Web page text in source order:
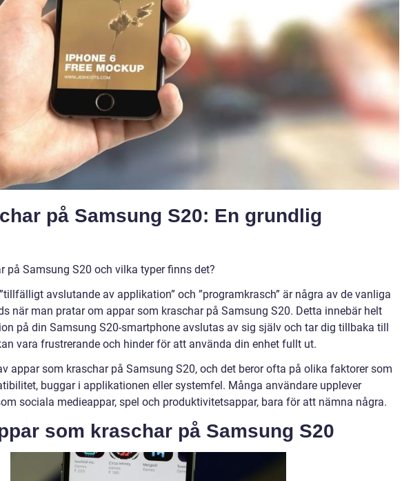
på Samsung S20: En grundlig
på Samsung S20 och vilka typer finns det?
avslutande av applikation” och ”programkrasch” är några av de vanliga
när man pratar om appar som kraschar på Samsung S20. Detta innebär helt
på din Samsung S20-smartphone avslutas av sig själv och tar dig tillbaka till
vara frustrerande och hinder för att använda din enhet fullt ut.
appar som kraschar på Samsung S20, och det beror ofta på olika faktorer som
buggar i applikationen eller systemfel. Många användare upplever
sociala medieappar, spel och produktivitetsappar, bara för att nämna några.
som kraschar på Samsung S20